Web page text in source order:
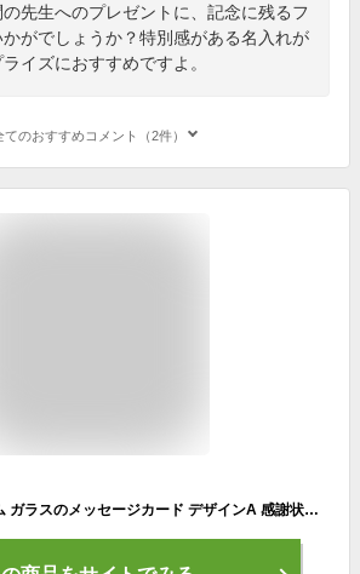
先生へのプレゼントに、記念に残るフ
がでしょうか？特別感がある名入れが
イズにおすすめですよ。
てのおすすめコメント（2件）
名入れ フォトフレーム ガラスのメッセージカード デザインA 感謝状 先生 両親 父親 母親 手紙 写真立て オリジナル オーダーメイド メッセージ刻印 名前刻印 名前入り 結婚 退職 卒業 転勤 部活 職場 ギフト 贈り物 プレゼント 無料ラッピング 無料メッセージカード 最短